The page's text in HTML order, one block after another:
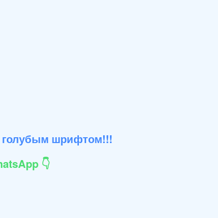
голубым шрифтом!!!
👇